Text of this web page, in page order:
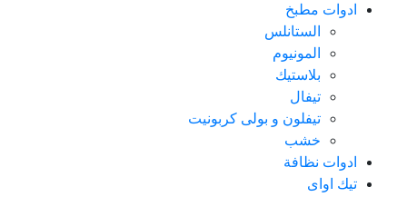
ادوات مطبخ
الستانلس
المونيوم
بلاستيك
تيفال
تيفلون و بولى كربونيت
خشب
ادوات نظافة
تيك اواى